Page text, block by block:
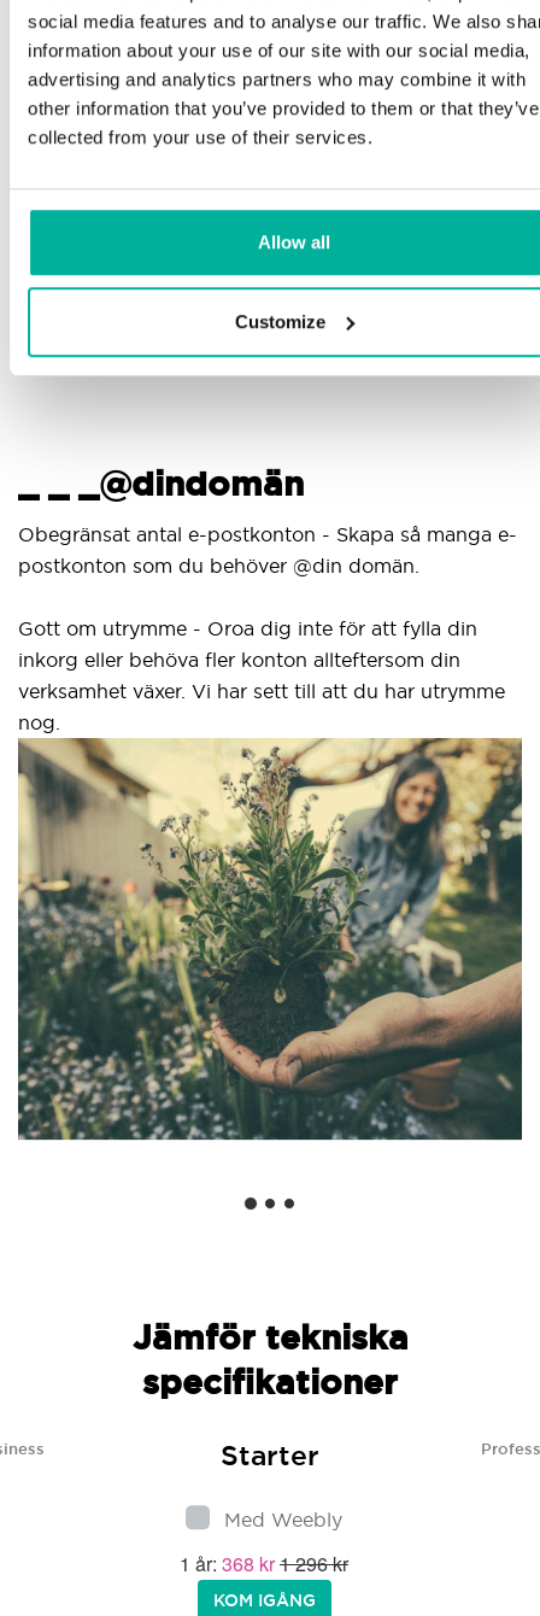
social media features and to analyse our traffic. We also
information about your use of our site with our social media,
advertising and analytics partners who may combine it with
other information that you’ve provided to them or that they’ve
collected from your use of their services.
Allow all
Customize
engelska
Hjälp att komma igång med din hemsida och e-
post, oavsett om du börjar bygga eller ska flytta
din nuvarande hemsida eller e-post till oss
Kunskapscenter med steg-för-stegguider och tips
för att se till att din e-post fungerar felfritt
_ _ _@dindomän
Obegränsat antal e-postkonton - Skapa så manga e-
postkonton som du behöver @din domän.
Gott om utrymme - Oroa dig inte för att fylla din
inkorg eller behöva fler konton allteftersom din
verksamhet växer. Vi har sett till att du har utrymme
nog.
Jämför tekniska
specifikationer
Starter
Med Weebly
1 år: 368 kr1 296 kr
KOM IGÅNG